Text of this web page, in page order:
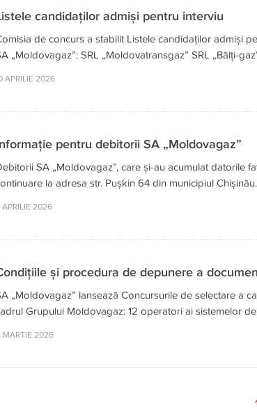
candidaților admiși pentru interviu
de concurs a stabilit Listele candidaților admiși
„Moldovagaz”: SRL „Moldovatransgaz” SRL „Bălți-
APRILIE 2026
pentru debitorii SA „Moldovagaz”
SA „Moldovagaz”, care și-au acumulat datorile
la adresa str. Pușkin 64 din municipiul
APRILIE 2026
și procedura de depunere a
„Moldovagaz” lansează Concursurile de selectare a
Grupului Moldovagaz: 12 operatori ai sistemelor de
MARTIE 2026